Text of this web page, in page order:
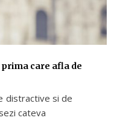
care afla de
distractive si de
cateva